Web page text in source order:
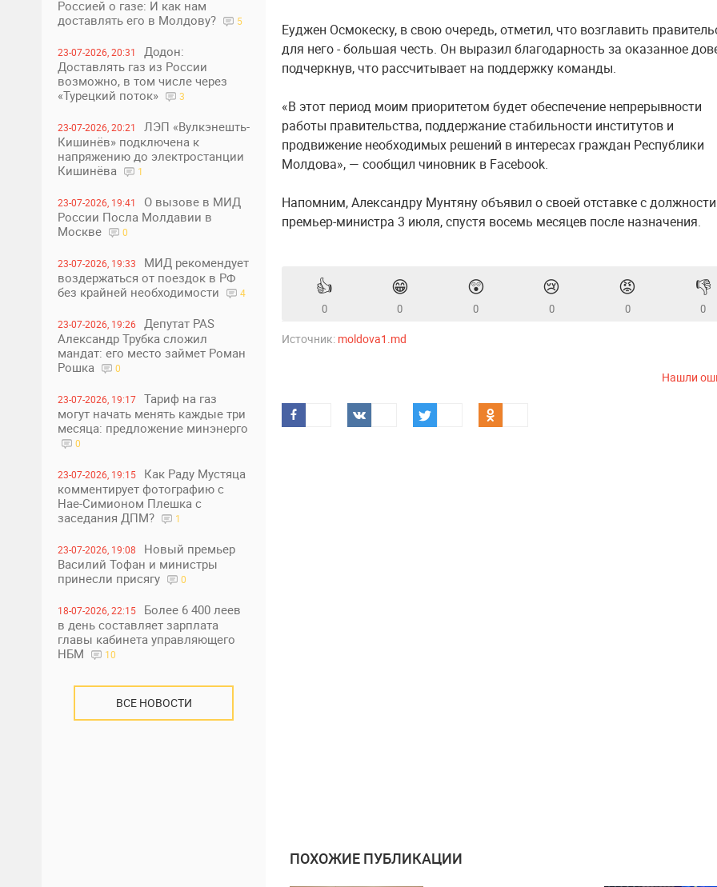
Россией о газе: И как нам
доставлять его в Молдову?
5
23-07-2026, 20:31
Додон:
Доставлять газ из России
возможно, в том числе через
«Турецкий поток»
3
23-07-2026, 20:21
ЛЭП «Вулкэнешть-
Кишинёв» подключена к
напряжению до электростанции
Кишинёва
1
23-07-2026, 19:41
О вызове в МИД
России Посла Молдавии в
Москве
0
23-07-2026, 19:33
МИД рекомендует
воздержаться от поездок в РФ
без крайней необходимости
4
23-07-2026, 19:26
Депутат PAS
Александр Трубка сложил
мандат: его место займет Роман
Рошка
0
23-07-2026, 19:17
Тариф на газ
могут начать менять каждые три
месяца: предложение минэнерго
0
23-07-2026, 19:15
Как Раду Мустяца
комментирует фотографию с
Нае-Симионом Плешка с
заседания ДПМ?
1
23-07-2026, 19:08
Новый премьер
Василий Тофан и министры
принесли присягу
0
18-07-2026, 22:15
Более 6 400 леев
в день составляет зарплата
главы кабинета управляющего
НБМ
10
ВСЕ НОВОСТИ
Еуджен Осмокеску, в свою очередь, отметил, что возглавить
для него - большая честь. Он выразил благодарность за оказанное
подчеркнув, что рассчитывает на поддержку команды.
«В этот период моим приоритетом будет обеспечение непрерывности
работы правительства, поддержание стабильности институтов и
продвижение необходимых решений в интересах граждан Республики
Молдова», — сообщил чиновник в Facebook.
Напомним, Александру Мунтяну объявил о своей отставке с должности
премьер-министра 3 июля, спустя восемь месяцев после назначения.
👍
0
😁
0
😲
0
😢
0
😡
0
👎
0
Источник: moldova1.md
Нашли
ПОХОЖИЕ ПУБЛИКАЦИИ